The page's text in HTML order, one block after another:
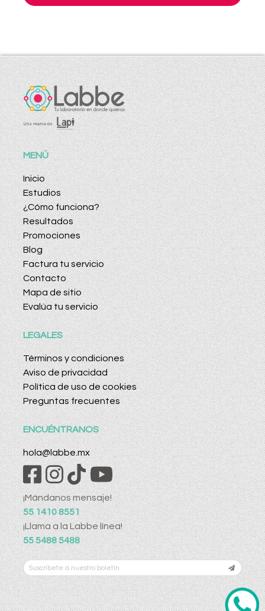
MENÚ
Inicio
Estudios
¿Cómo funciona?
Resultados
Promociones
Blog
Factura tu servicio
Contacto
Mapa de sitio
Evalúa tu servicio
LEGALES
Términos y condiciones
Aviso de privacidad
Política de uso de cookies
Preguntas frecuentes
ENCUÉNTRANOS
hola@labbe.mx
¡Mándanos mensaje!
55 1410 8551
¡Llama a la Labbe línea!
55 5488 5488